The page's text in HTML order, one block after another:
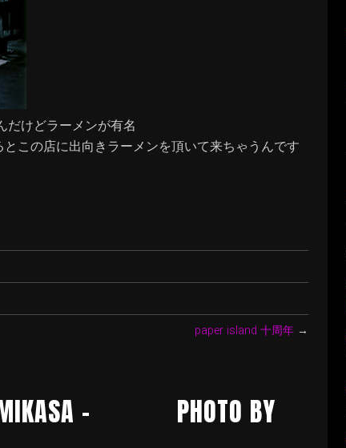
だけどラーメンが有名
この店に出向きラーメンを頂いて来ちゃうんです
paper island 十周年 →
MIKASA - PHOTO BY